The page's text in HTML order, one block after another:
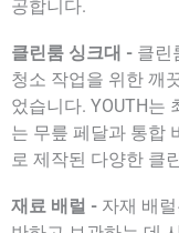
공합니다.
클린룸 싱크대 - 클린
청소 작업을 위한 깨
었습니다. YOUTH는
는 무릎 페달과 통합
로 제작된 다양한 클
재료 배럴 - 자재 배